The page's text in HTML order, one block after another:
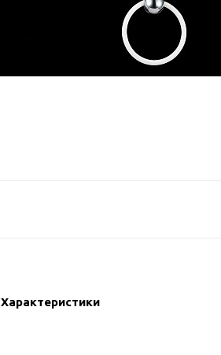
Характеристики